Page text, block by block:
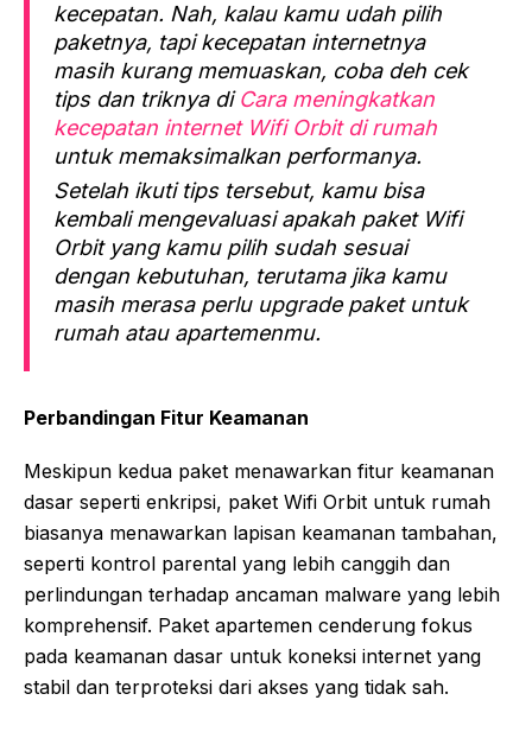
kecepatan. Nah, kalau kamu udah pilih
paketnya, tapi kecepatan internetnya
masih kurang memuaskan, coba deh cek
tips dan triknya diCara meningkatkan
kecepatan internet Wifi Orbit di rumah
untuk memaksimalkan performanya.
Setelah ikuti tips tersebut, kamu bisa
kembali mengevaluasi apakah paket Wifi
Orbit yang kamu pilih sudah sesuai
dengan kebutuhan, terutama jika kamu
masih merasa perlu upgrade paket untuk
rumah atau apartemenmu.
Perbandingan Fitur Keamanan
Meskipun kedua paket menawarkan fitur keamanan
dasar seperti enkripsi, paket Wifi Orbit untuk rumah
biasanya menawarkan lapisan keamanan tambahan,
seperti kontrol parental yang lebih canggih dan
perlindungan terhadap ancaman malware yang lebih
komprehensif. Paket apartemen cenderung fokus
pada keamanan dasar untuk koneksi internet yang
stabil dan terproteksi dari akses yang tidak sah.